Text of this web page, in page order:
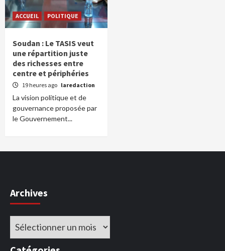
ACCUEIL POLITIQUE
Soudan : Le TASIS veut
une répartition juste
des richesses entre
centre et périphéries
19 heures ago laredaction
La vision politique et de
gouvernance proposée par
le Gouvernement...
Archives
Archives